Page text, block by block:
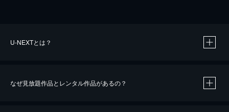
U-NEXTとは？
なぜ見放題作品とレンタル作品があるの？